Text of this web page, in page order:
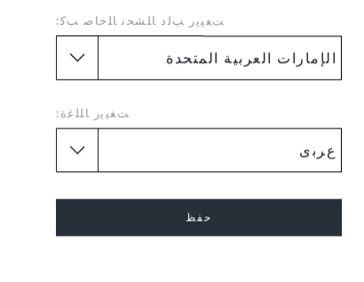
ﺖﻐﻴﻳﺭ ﺐﻟﺩ ﺎﻠﺸﺤﻧ ﺎﻠﺧﺎﺻ ﺐﻛ:
ﺖﻐﻴﻳﺭ ﺎﻠﻠﻏﺓ:
حفظ
العصري مع أي زي
لتمنح مرتديها راحة
داخلي فائق النعومة من
نعل خارجي من الإسفنج
CR-
Crocs Style :حذاء